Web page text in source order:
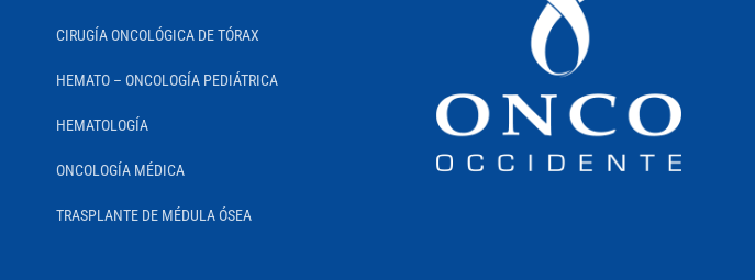
CIRUGÍA ONCOLÓGICA DE TÓRAX
HEMATO – ONCOLOGÍA PEDIÁTRICA
HEMATOLOGÍA
ONCOLOGÍA MÉDICA
TRASPLANTE DE MÉDULA ÓSEA